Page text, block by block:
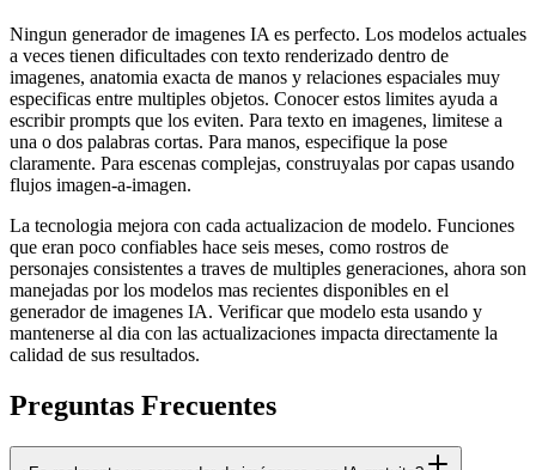
Ningun generador de imagenes IA es perfecto. Los modelos actuales
a veces tienen dificultades con texto renderizado dentro de
imagenes, anatomia exacta de manos y relaciones espaciales muy
especificas entre multiples objetos. Conocer estos limites ayuda a
escribir prompts que los eviten. Para texto en imagenes, limitese a
una o dos palabras cortas. Para manos, especifique la pose
claramente. Para escenas complejas, construyalas por capas usando
flujos imagen-a-imagen.
La tecnologia mejora con cada actualizacion de modelo. Funciones
que eran poco confiables hace seis meses, como rostros de
personajes consistentes a traves de multiples generaciones, ahora son
manejadas por los modelos mas recientes disponibles en el
generador de imagenes IA. Verificar que modelo esta usando y
mantenerse al dia con las actualizaciones impacta directamente la
calidad de sus resultados.
Preguntas Frecuentes